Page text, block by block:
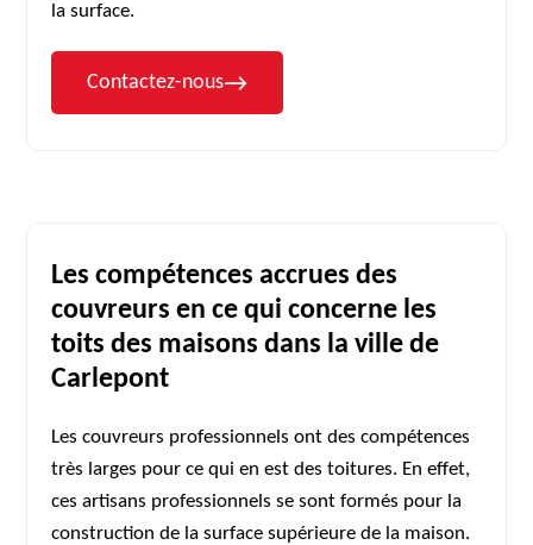
la surface.
Contactez-nous
Les compétences accrues des
couvreurs en ce qui concerne les
toits des maisons dans la ville de
Carlepont
Les couvreurs professionnels ont des compétences
très larges pour ce qui en est des toitures. En effet,
ces artisans professionnels se sont formés pour la
construction de la surface supérieure de la maison.